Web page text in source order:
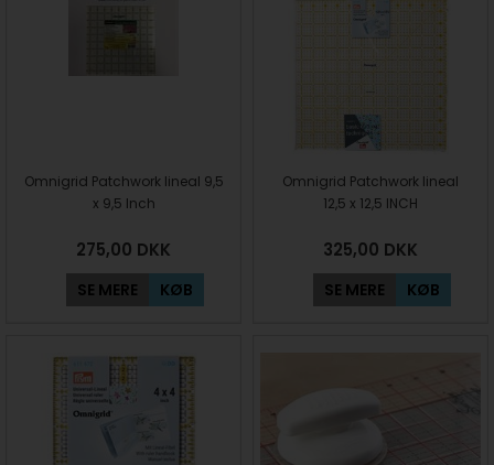
Omnigrid Patchwork lineal 9,5
x 9,5 Inch
275,00 DKK
SE MERE KØB
Omnigrid Patchwork lineal
12,5 x 12,5 INCH
325,00 DKK
SE MERE KØB